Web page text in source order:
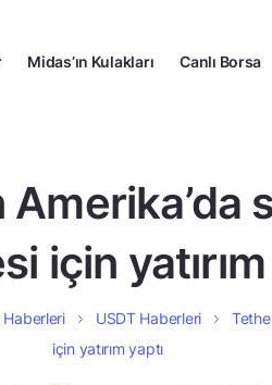
Midas’ın Kulakları Canlı Borsa
için yatırım
Haberleri USDT Haberleri
için yatırım yaptı